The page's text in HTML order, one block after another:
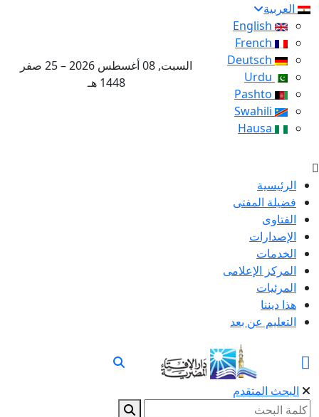
العربية
السبت, 08 أغسطس 2026 – 25 صفر
1448 هـ
الرئيسية
فضيلة المفتى
الفتاوى
الإصدارات
الخدمات
المركز الإعلامى
المرئيات
هذا ديننا
التعليم عن بعد
البحث المتقدم